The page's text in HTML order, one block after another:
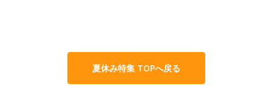
夏休み特集 TOPへ戻る